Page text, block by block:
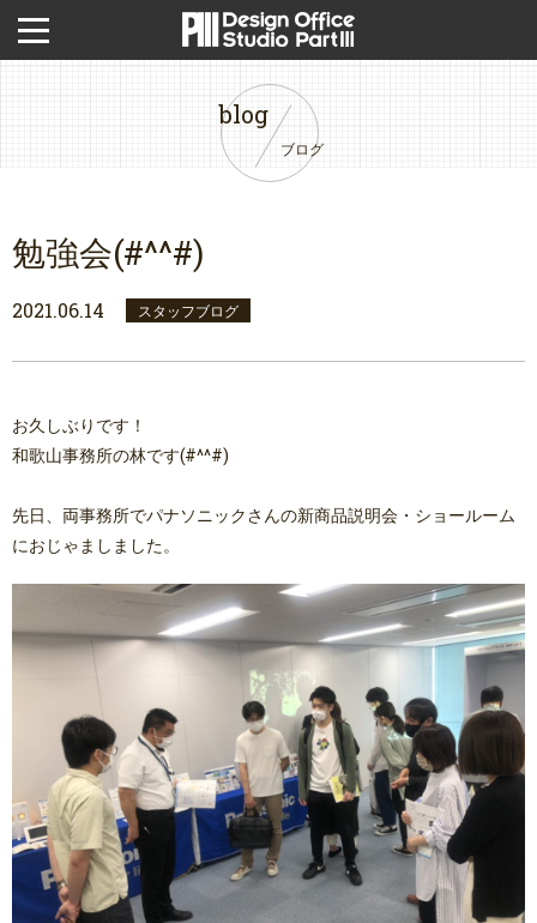
ブログ
blog
勉強会(#^^#)
2021.06.14 スタッフブログ
お久しぶりです！
和歌山事務所の林です(#^^#)
先日、両事務所でパナソニックさんの新商品説明会・ショールーム
におじゃましました。